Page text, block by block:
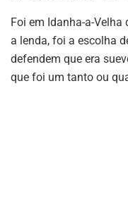
Foi em Idanha-a-Velha
a lenda, foi a escolha
defendem que era
que foi um tanto ou